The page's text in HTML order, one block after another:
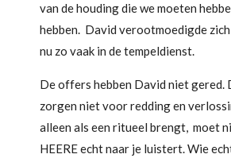
van de houding die we moeten
hebben. David verootmoedigde
nu zo vaak in de tempeldienst.
De offers hebben David niet gered.
zorgen niet voor redding en
alleen als een ritueel brengt, moet
HEERE echt naar je luistert. Wie